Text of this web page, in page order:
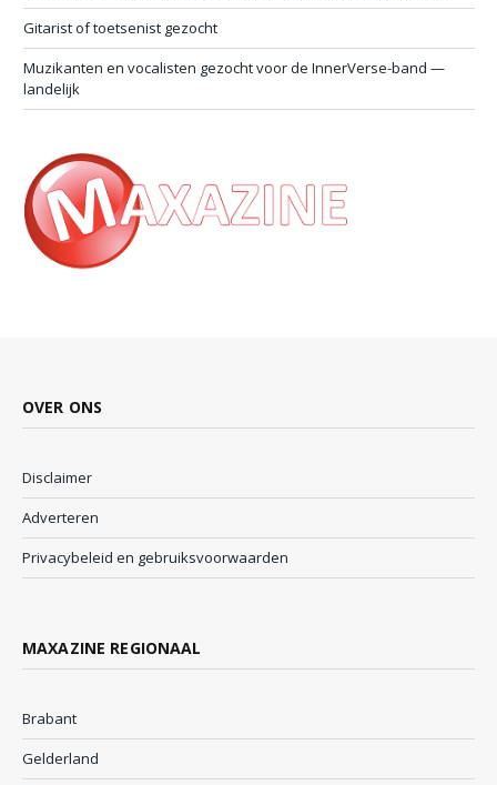
Gitarist of toetsenist gezocht
Muzikanten en vocalisten gezocht voor de InnerVerse-band —
landelijk
OVER ONS
Disclaimer
Adverteren
Privacybeleid en gebruiksvoorwaarden
MAXAZINE REGIONAAL
Brabant
Gelderland